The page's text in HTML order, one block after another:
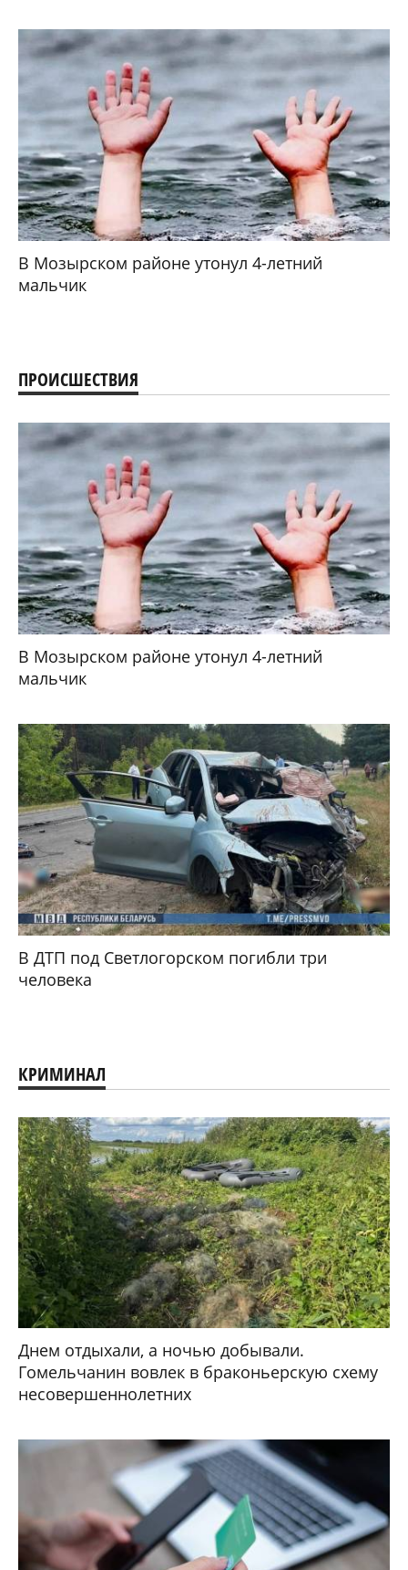
В Мозырском районе утонул 4-летний
мальчик
ПРОИСШЕСТВИЯ
В Мозырском районе утонул 4-летний
мальчик
В ДТП под Светлогорском погибли три
человека
КРИМИНАЛ
Днем отдыхали, а ночью добывали.
Гомельчанин вовлек в браконьерскую схему
несовершеннолетних